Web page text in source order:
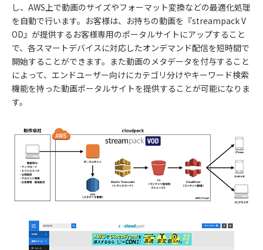
し、AWS上で動画のサイズやフォーマット変換などの最適化処理
を自動で行います。お客様は、お持ちの動画を『streampack V
OD』が提供するお客様専用のポータルサイトにアップすること
で、各スマートデバイスに対応したオンデマンド配信を短時間で
開始することができます。また動画のメタデータを付与すること
によって、エンドユーザー向けにカテゴリ分けやキーワード検索
機能を持った動画ポータルサイトを提供することが可能になりま
す。